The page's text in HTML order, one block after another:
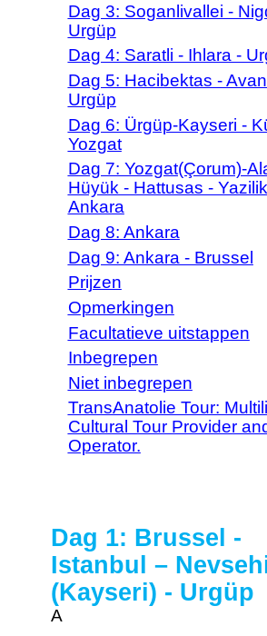
Dag 3: Soganlivallei -
Urgüp
Dag 4: Saratli - Ihlara -
Dag 5: Hacibektas -
Urgüp
Dag 6: Ürgüp-Kayseri -
Yozgat
Dag 7: Yozgat(Çorum)-
Hüyük - Hattusas -
Ankara
Dag 8: Ankara
Dag 9: Ankara - Brussel
Prijzen
Opmerkingen
Facultatieve uitstappen
Inbegrepen
Niet inbegrepen
TransAnatolie Tour:
Cultural Tour Provider
Operator.
Dag 1: Brussel -
Istanbul –
(Kayseri) - Urgüp
A